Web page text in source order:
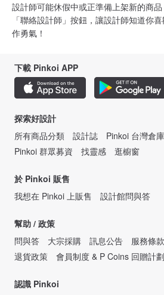
設計師可能休假中或正準備上架新的商
「聯絡設計師」按鈕，讓設計師知道你
作勇氣！
下載 Pinkoi APP
探索好設計
所有商品分類
設計誌 Pinkoi 台灣倉
Pinkoi 群眾募資
找靈感 逛櫥窗
於 Pinkoi 販售
我想在 Pinkoi 上販售
設計館問與答
幫助 / 政策
問與答
大宗採購 訊息公告 服務條款
退貨政策
會員制度 & P Coins 回贈計劃
認識 Pinkoi